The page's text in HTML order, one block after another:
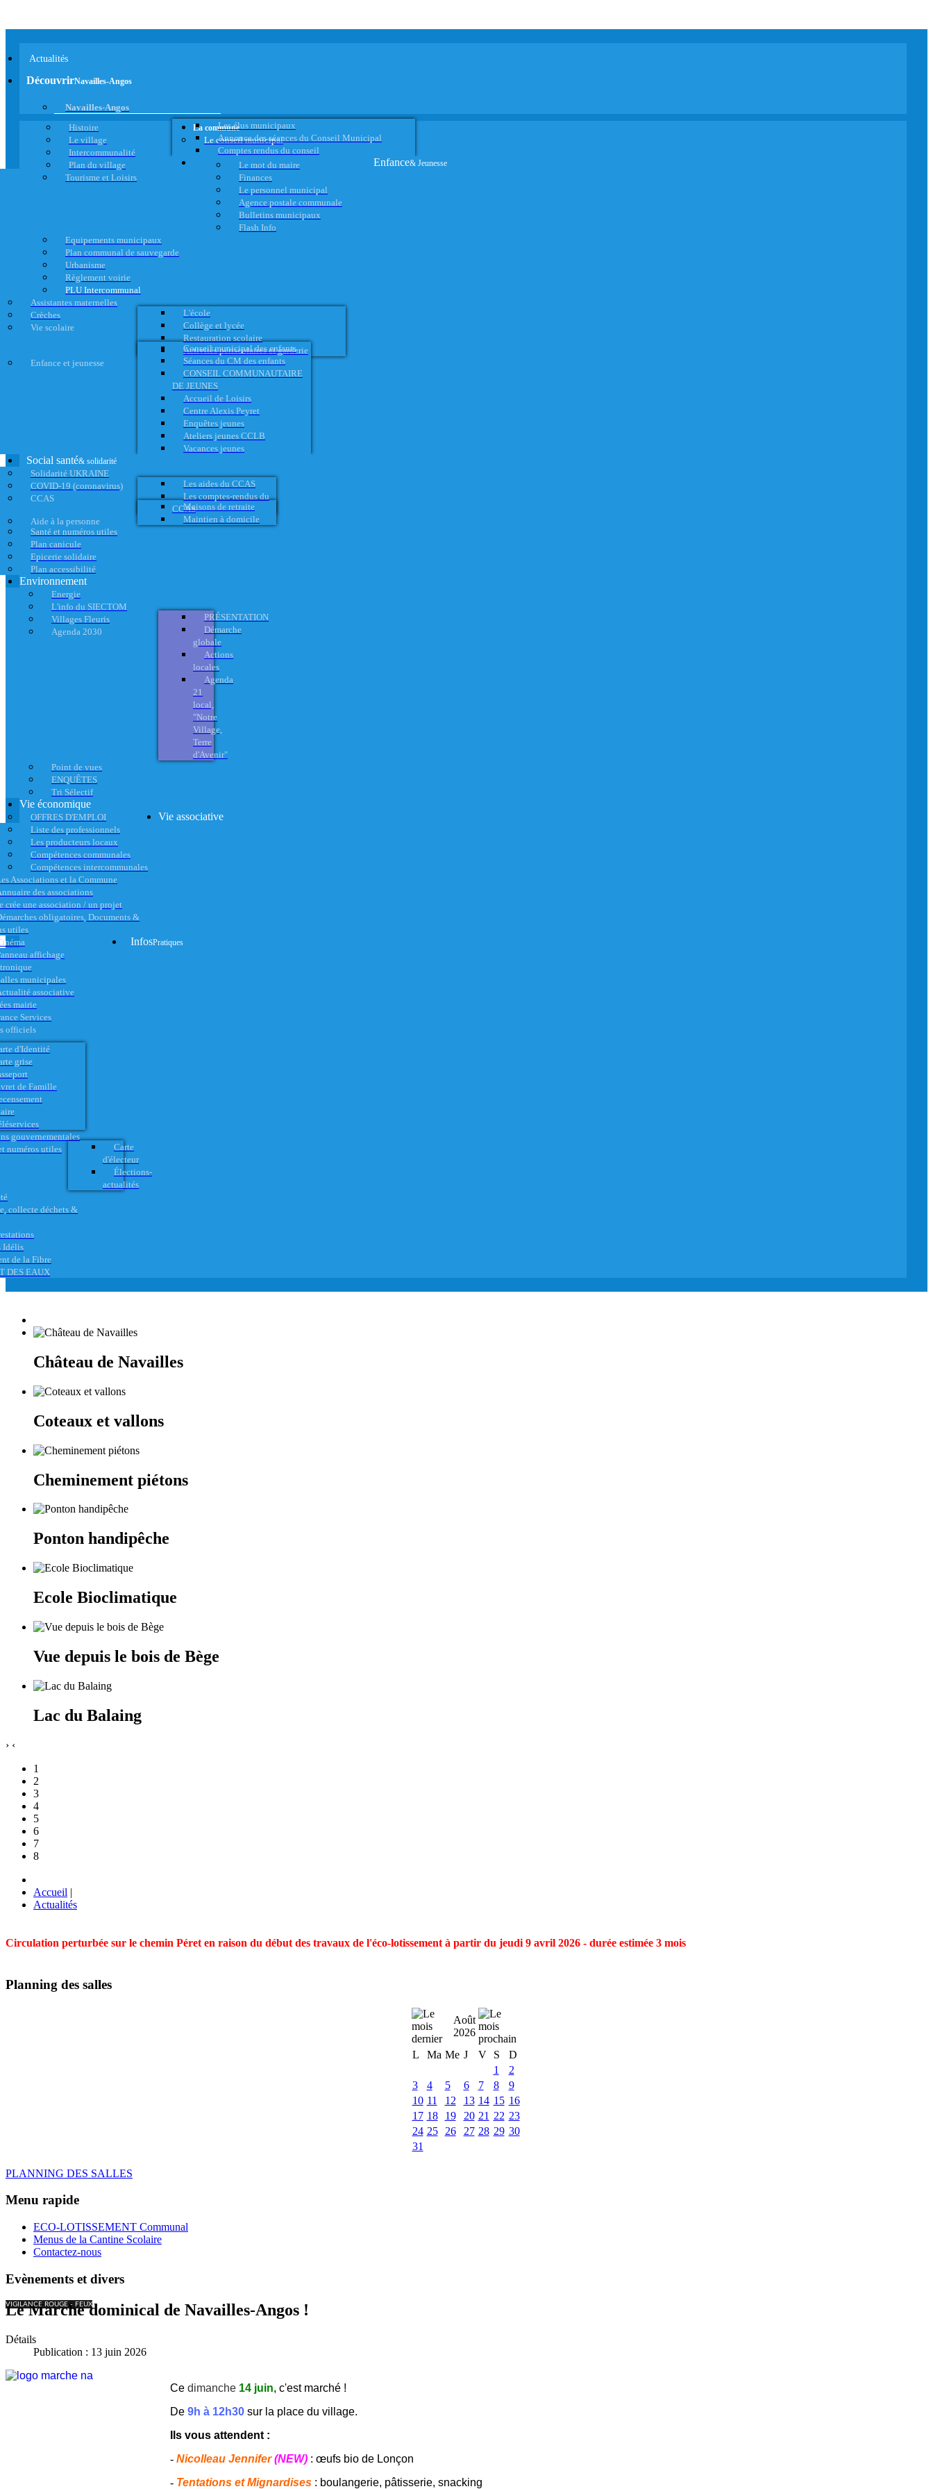
Actualités
DécouvrirNavailles-Angos
Navailles-Angos
Histoire
Le village
Intercommunalité
Plan du village
Tourisme et Loisirs
La commune
Le conseil municipal
Les élus municipaux
Annonce des séances du Conseil Municipal
Comptes rendus du conseil
Le mot du maire
Finances
Le personnel municipal
Agence postale communale
Bulletins municipaux
Flash Info
Equipements municipaux
Plan communal de sauvegarde
Urbanisme
Règlement voirie
PLU Intercommunal
Enfance& Jeunesse
Assistantes maternelles
Crèches
Vie scolaire
L'école
Collège et lycée
Restauration scolaire
Activités périscolaires et garderie
Enfance et jeunesse
Conseil municipal des enfants
Séances du CM des enfants
CONSEIL COMMUNAUTAIRE
DE JEUNES
Accueil de Loisirs
Centre Alexis Peyret
Enquêtes jeunes
Ateliers jeunes CCLB
Vacances jeunes
Social santé& solidarité
Solidarité UKRAINE
COVID-19 (coronavirus)
CCAS
Les aides du CCAS
Les comptes-rendus du
CCAS
Aide à la personne
Maisons de retraite
Maintien à domicile
Santé et numéros utiles
Plan canicule
Epicerie solidaire
Plan accessibilité
Environnement
Energie
L'info du SIECTOM
Villages Fleuris
Agenda 2030
PRÉSENTATION
Démarche
globale
Actions
locales
Agenda
21
local,
"Notre
Village,
Terre
d'Avenir"
Point de vues
ENQUÊTES
Tri Sélectif
Vie économique
OFFRES D'EMPLOI
Liste des professionnels
Les producteurs locaux
Compétences communales
Compétences intercommunales
Vie associative
Associations et la Commune
des associations
crée une association / un projet
obligatoires, Documents &
utiles
affichage
municipales
associative
InfosPratiques
mairie
Services
officiels
d'Identité
grise
de Famille
gouvernementales
numéros utiles
Carte
d'électeur
Élections-
actualités
collecte déchets &
Idélis
de la Fibre
DES EAUX
Château de Navailles
Coteaux et vallons
Cheminement piétons
Ponton handipêche
Ecole Bioclimatique
Vue depuis le bois de Bège
Lac du Balaing
› ‹
1
2
3
4
5
6
7
8
Accueil |
Actualités
Circulation perturbée sur le chemin Péret en raison du début des travaux de l'éco-lotissement à partir du jeudi 9 avril 2026 - durée estimée 3 mois
Planning des salles
Août
2026
L
Ma Me J V S
D
1
2
3
4 5 6 7 8
9
10 11 12 13 14 15 16
17 18 19 20 21 22 23
24 25 26 27 28 29 30
31
PLANNING DES SALLES
Menu rapide
ECO-LOTISSEMENT Communal
Menus de la Cantine Scolaire
Contactez-nous
Evènements et divers
VIGILANCE ROUGE - FEUX
Le Marché dominical de Navailles-Angos !
Détails
Publication : 13 juin 2026
Ce dimanche 14 juin, c'est marché !
De 9h à 12h30 sur la place du village.
Ils vous attendent :
- Nicolleau Jennifer(NEW) : œufs bio de Lonçon
- Tentations et Mignardises : boulangerie, pâtisserie, snacking